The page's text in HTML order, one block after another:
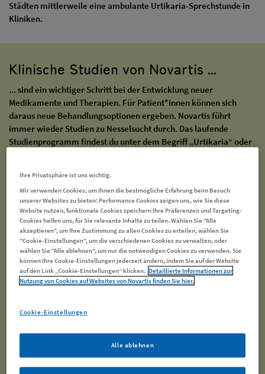
Städten mittlerweile eine ambulante Urtikaria-Sprechstunde in
Kliniken.
Klinische Studien von Novartis ...
... sind ein wichtiger Schritt bei der Entwicklung neuer
Medikamente und Therapien. Für Patient*innen können sich
daraus neue Behandlungsoptionen ergeben. Novartis führt
immer wieder Studien zu Nesselsucht durch. Das laufende
Studienprogramm findest du unter dem Begriff „Urtikaria“ oder
Ihre Privatsphäre ist uns wichtig.
Wir verwenden Cookies, um Ihnen die bestmögliche Erfahrung beim Besuch
unserer Websites zu bieten: Performance Cookies zeigen uns, wie Sie diese
Website nutzen, funktionale Cookies speichern Ihre Präferenzen und Targeting-
Cookies helfen uns, für Sie relevante Inhalte zu teilen. Wählen Sie "Alle
akzeptieren", um Ihre Zustimmung zu allen Cookies zu erteilen, wählen Sie
"Cookie-Einstellungen", um die verschiedenen Cookies zu verwalten, oder
wählen Sie "Alle ablehnen", um nur die notwendigen Cookies zu verwenden. Sie
können Ihre Cookie-Einstellungen jederzeit ändern, indem Sie auf der Website
auf den Link „Cookie-Einstellungen“ klicken. Detaillierte Informationen zur
Nutzung von Cookies auf Websites von Novartis finden Sie hier.
Cookie-Einstellungen
Alle ablehnen